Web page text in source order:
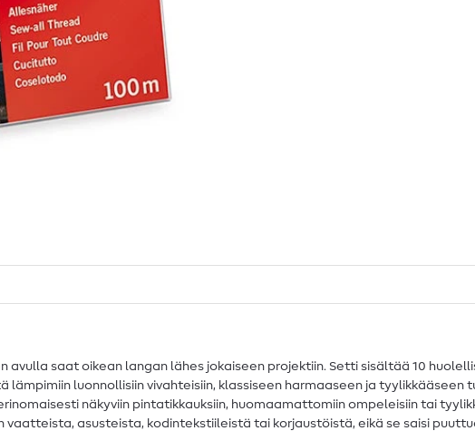
avulla saat oikean langan lähes jokaiseen projektiin. Setti sisältää 10
lämpimiin luonnollisiin vivahteisiin, klassiseen harmaaseen ja
näkyviin pintatikkauksiin, huomaamattomiin ompeleisiin tai
vaatteista, asusteista, kodintekstiileistä tai korjaustöistä, eikä se saisi